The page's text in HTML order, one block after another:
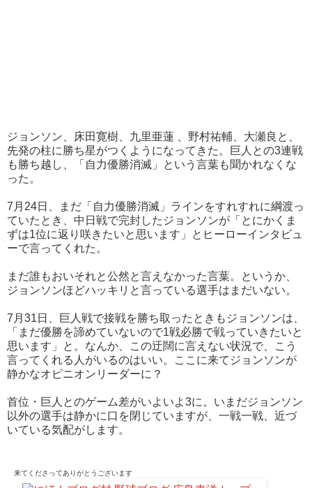
ジョンソン、床田寛樹、九里亜蓮 、野村祐輔、大瀬良と、
先発の柱に勝ち星がつくようになってきた。巨人との3連戦
も勝ち越し、「自力優勝消滅」という言葉も聞かれなくな
った。
7月24日、まだ「自力優勝消滅」ラインをすれすれに綱渡っ
ていたとき、中日戦で完封したジョンソンが「とにかくま
ずは1位に返り咲きたいと思います」とヒーローインタビュ
ーで言ってくれた。
まだ誰もおいそれと公然と言えなかった言葉。というか、
ジョンソンほどハッキリと言っている選手はまだいない。
7月31日、巨人戦で接戦を勝ち取ったときもジョンソンは、
「まだ優勝を諦めていないので1戦必勝で戦っていきたいと
思います」と。なんか、この迂闊に言えない状況で、こう
言ってくれる人がいるのはいい。ここに来てジョンソンが
静かなオピニオンリーダーに？
首位・巨人とのゲーム差がいよいよ3に。いまだジョンソン
以外の選手は静かに口を閉じていますが、一戦一戦、近づ
いている気配がします。
来てくださってありがとうございます